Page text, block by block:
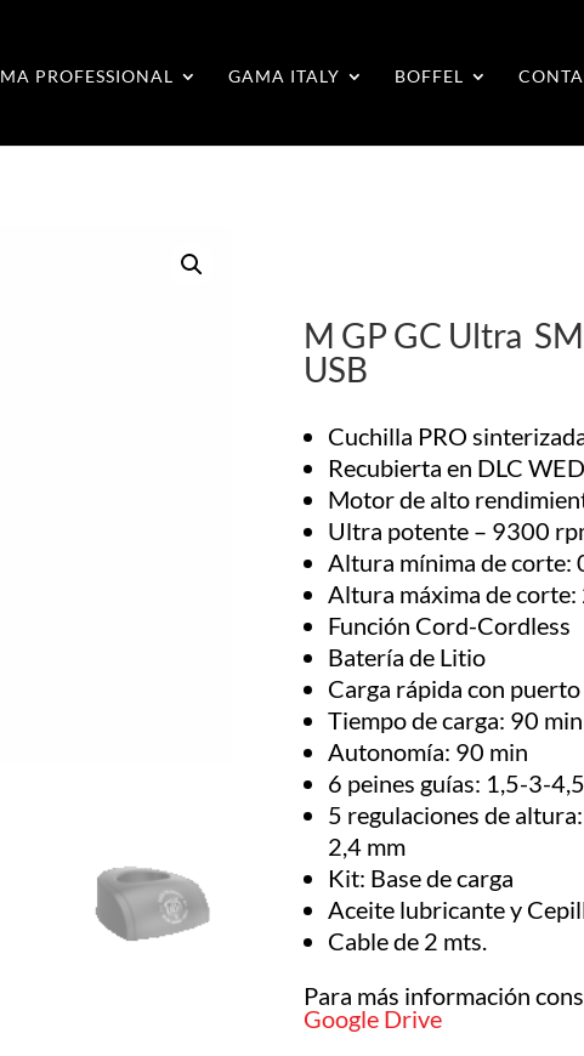
PROFESSIONAL GAMA ITALY BOFFEL
M GP GC Ultra
USB
Cuchilla PRO
Recubierta en DLC
Motor de alto
Ultra potente – 9300
Altura mínima de corte:
Altura máxima de corte:
Función Cord-Cordless
Batería de Litio
Carga rápida con puerto
Tiempo de carga: 90 min
Autonomía: 90 min
6 peines guías: 1,5-3-
5 regulaciones de
2,4 mm
Kit: Base de carga
Aceite lubricante y
Cable de 2 mts.
Para más información
Google Drive